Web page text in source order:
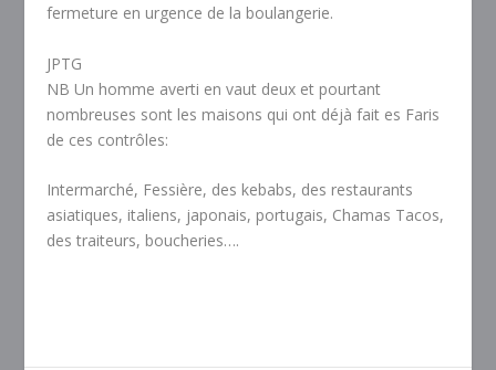
fermeture en urgence de la boulangerie.
JPTG
NB Un homme averti en vaut deux et pourtant
nombreuses sont les maisons qui ont déjà fait es Faris
de ces contrôles:
Intermarché, Fessière, des kebabs, des restaurants
asiatiques, italiens, japonais, portugais, Chamas Tacos,
des traiteurs, boucheries….